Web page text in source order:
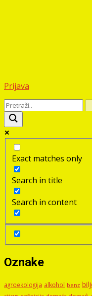
Prijava
Exact matches only
Search in title
Search in content
Oznake
agroekologija alkohol benz